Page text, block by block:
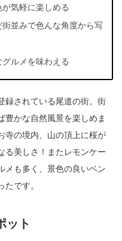
気軽に楽しめる
並みで色んな角度から写
ルメを味わえる
録されている尾道の街。街
豊かな自然風景を楽しめま
寺の境内、山の頂上に桜が
る美しさ！またレモンケー
メも多く、景色の良いベン
です。
ット